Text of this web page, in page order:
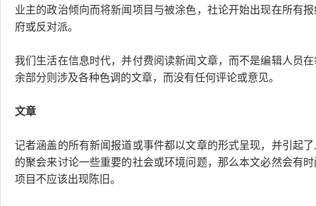
业主的政治倾向而将新闻项目与被涂色，社论开始出现在所有
府或反对派。
我们生活在信息时代，并付费阅读新闻文章，而不是编辑人员
余部分则涉及各种色调的文章，而没有任何评论或意见。
文章
记者涵盖的所有新闻报道或事件都以文章的形式呈现，并引起
的聚会来讨论一些重要的社会或环境问题，那么本文必然会有
项目不应该出现陈旧。